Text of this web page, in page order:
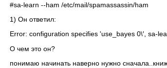
#sa-learn --ham /etc/mail/spamassassin/ham
1) Он ответил:
Error: configuration specifies 'use_bayes 0\′, sa-
О чем это он?
понимаю начинать наверно нужно